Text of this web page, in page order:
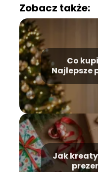
Zobacz także:
Co
Najlepsze
Jak